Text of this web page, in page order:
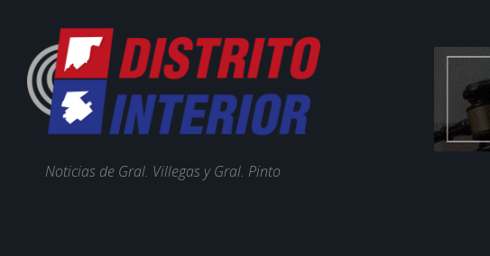
Noticias de Gral. Villegas y Gral. Pinto